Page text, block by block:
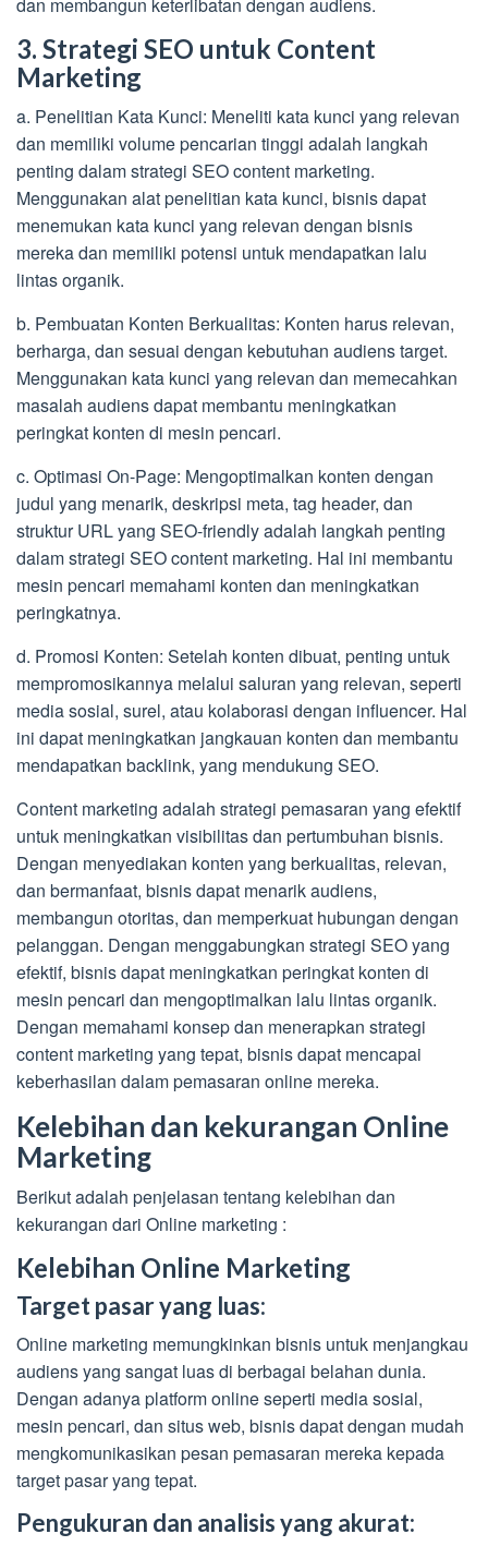
3. Strategi SEO untuk Content
Marketing
a. Penelitian Kata Kunci: Meneliti kata kunci yang relevan
dan memiliki volume pencarian tinggi adalah langkah
penting dalam strategi SEO content marketing.
Menggunakan alat penelitian kata kunci, bisnis dapat
menemukan kata kunci yang relevan dengan bisnis
mereka dan memiliki potensi untuk mendapatkan lalu
lintas organik.
b. Pembuatan Konten Berkualitas: Konten harus relevan,
berharga, dan sesuai dengan kebutuhan audiens target.
Menggunakan kata kunci yang relevan dan memecahkan
masalah audiens dapat membantu meningkatkan
peringkat konten di mesin pencari.
c. Optimasi On-Page: Mengoptimalkan konten dengan
judul yang menarik, deskripsi meta, tag header, dan
struktur URL yang SEO-friendly adalah langkah penting
dalam strategi SEO content marketing. Hal ini membantu
mesin pencari memahami konten dan meningkatkan
peringkatnya.
d. Promosi Konten: Setelah konten dibuat, penting untuk
mempromosikannya melalui saluran yang relevan, seperti
media sosial, surel, atau kolaborasi dengan influencer. Hal
ini dapat meningkatkan jangkauan konten dan membantu
mendapatkan backlink, yang mendukung SEO.
Content marketing adalah strategi pemasaran yang efektif
untuk meningkatkan visibilitas dan pertumbuhan bisnis.
Dengan menyediakan konten yang berkualitas, relevan,
dan bermanfaat, bisnis dapat menarik audiens,
membangun otoritas, dan memperkuat hubungan dengan
pelanggan. Dengan menggabungkan strategi SEO yang
efektif, bisnis dapat meningkatkan peringkat konten di
mesin pencari dan mengoptimalkan lalu lintas organik.
Dengan memahami konsep dan menerapkan strategi
content marketing yang tepat, bisnis dapat mencapai
keberhasilan dalam pemasaran online mereka.
Kelebihan dan kekurangan Online
Marketing
Berikut adalah penjelasan tentang kelebihan dan
kekurangan dari Online marketing :
Kelebihan Online Marketing
Target pasar yang luas:
Online marketing memungkinkan bisnis untuk menjangkau
audiens yang sangat luas di berbagai belahan dunia.
Dengan adanya platform online seperti media sosial,
mesin pencari, dan situs web, bisnis dapat dengan mudah
mengkomunikasikan pesan pemasaran mereka kepada
target pasar yang tepat.
Pengukuran dan analisis yang akurat: